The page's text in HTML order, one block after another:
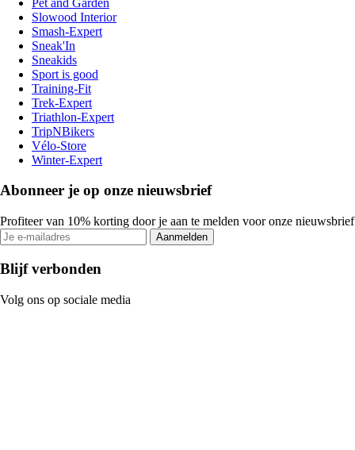
Slowood Interior
Smash-Expert
Sneak'In
Sneakids
Sport is good
Training-Fit
Trek-Expert
Triathlon-Expert
TripNBikers
Vélo-Store
Winter-Expert
Abonneer je op onze nieuwsbrief
Profiteer van 10% korting door je aan te melden voor onze nieuwsbrief
Aanmelden
Blijf verbonden
Volg ons op sociale media